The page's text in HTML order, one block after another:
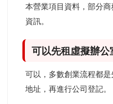
本營業項目資料，部分
資訊。
可以先租虛擬辦公
可以，多數創業流程都
地址，再進行公司登記。